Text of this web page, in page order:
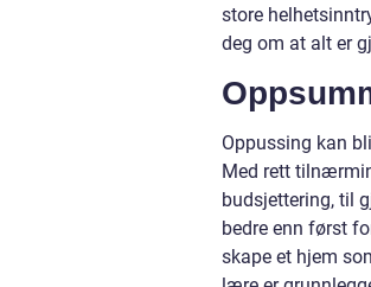
store
deg om at alt er
Oppussing kan
Med rett
budsjettering, til
bedre enn først
skape et hjem